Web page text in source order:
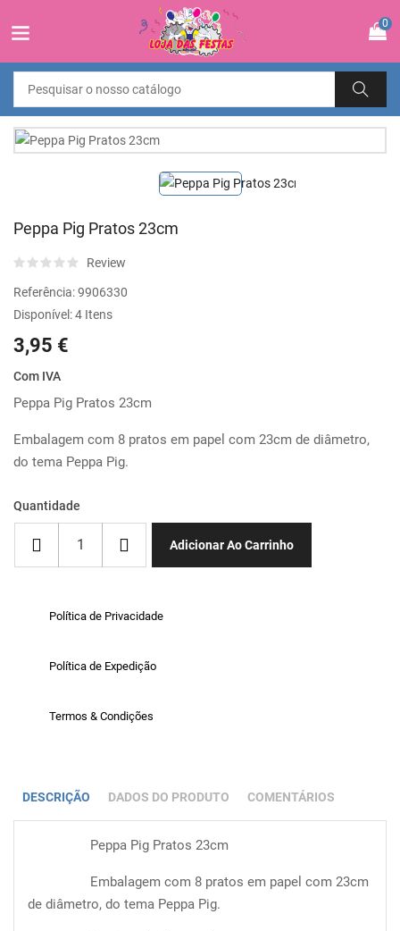
0
Peppa Pig Pratos 23cm
Review
Referência:9906330
Disponível:4 Itens
3,95 €
Com IVA
Peppa Pig Pratos 23cm
Embalagem com 8 pratos em papel com 23cm de diâmetro,
do tema Peppa Pig.
Quantidade
Adicionar Ao Carrinho
Política de Privacidade
Política de Expedição
Termos & Condições
DESCRIÇÃO DADOS DO PRODUTO COMENTÁRIOS
Peppa Pig Pratos 23cm
Embalagem com 8 pratos em papel com 23cm
de diâmetro, do tema Peppa Pig.